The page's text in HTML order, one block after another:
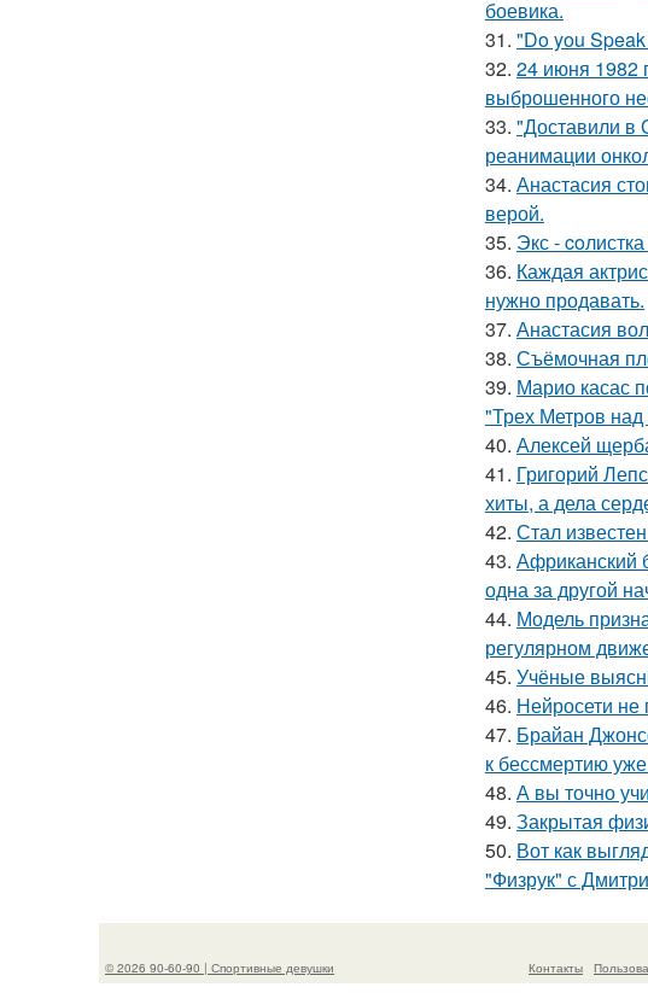
боевика.
31. "Do you
32. 24 июня 1982
выброшенного
33. "Доставили в
реанимации
34. Анастасия
верой.
35. Экс -
36. Каждая
нужно продавать.
37. Анастасия
38. Съёмочная
39. Марио касас
"Трех Метров
40. Алексей
41. Григорий
хиты, а дела
42. Стал
43. Африканский
одна за другой
44. Модель
регулярном
45. Учёные
46. Нейросети не
47. Брайан
к бессмертию
48. А вы точно
49. Закрытая
50. Вот как
"Физрук" с
© 2026 90-60-90 | Спортивные девушки Контакты